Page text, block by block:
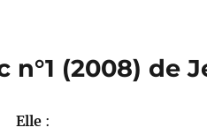
n°1 (2008) de
Elle :